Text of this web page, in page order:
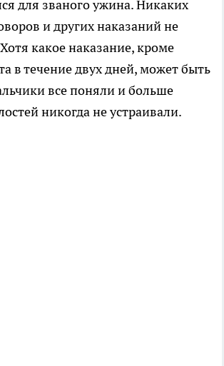
для званого ужина. Никаких
и других наказаний не
какое наказание, кроме
в течение двух дней, может быть
все поняли и больше
никогда не устраивали.